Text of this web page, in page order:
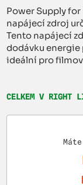
Power Supply
napájecí zdroj
Tento napájecí
dodávku energie
ideální pro
CELKEM V RIGHT